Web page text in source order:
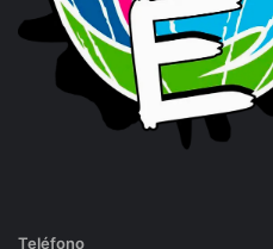
Teléfono